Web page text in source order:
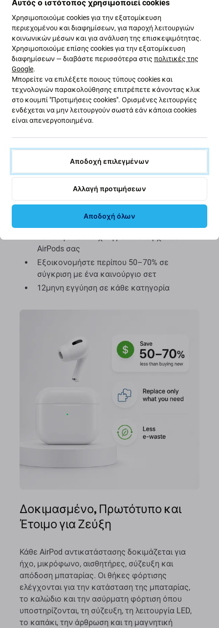
Ανταλλακτικά αριστερά και
δεξιά AirPods
Χάσατε ένα AirPod, το καταστράφηκε ή
παρατηρήσατε μειωμένη διάρκεια ζωής της
μπαταρίας; Αγοράστε ξεχωριστά ένα αριστερό ή
δεξί AirPod που να ταιριάζει με το υπάρχον
AirPod σας. Μετά από απλή σύζευξη, λειτουργεί
μαζί με το τρέχον AirPod και τη θήκη φόρτισης.
Γνήσιο αριστερό ή δεξί AirPod της Apple
Δοκιμασμένος ήχος, μικρόφωνο,
AirPods σας
Εξοικονομήστε περίπου 50–70% σε
σύγκριση με ένα καινούργιο σετ
12μηνη εγγύηση σε κάθε κατηγορία
Δοκιμασμένο, Πρωτότυπο και
Έτοιμο για Ζεύξη
Κάθε AirPod αντικατάστασης δοκιμάζεται για
ήχο, μικρόφωνο, αισθητήρες, σύζευξη και
απόδοση μπαταρίας. Οι θήκες φόρτισης
ελέγχονται για την κατάσταση της μπαταρίας,
το καλώδιο και την ασύρματη φόρτιση όπου
υποστηρίζονται, τη σύζευξη, τη λειτουργία LED,
το καπάκι, την άρθρωση και τη μαγνητική
Αυτός ο ιστότοπος χρησιμοποιεί cookies
Χρησιμοποιούμε cookies για την εξατομίκευση
περιεχομένου και διαφημίσεων, για παροχή λειτουργιών
κοινωνικών μέσων και για ανάλυση της επισκεψιμότητας.
Χρησιμοποιούμε επίσης cookies για την εξατομίκευση
διαφημίσεων — διαβάστε περισσότερα στις πολιτικές της
Google.
Μπορείτε να επιλέξετε ποιους τύπους cookies και
τεχνολογιών παρακολούθησης επιτρέπετε κάνοντας κλικ
στο κουμπί "Προτιμήσεις cookies". Ορισμένες λειτουργίες
ενδέχεται να μην λειτουργούν σωστά εάν κάποια cookies
είναι απενεργοποιημένα.
Αποδοχή επιλεγμένων
Αλλαγή προτιμήσεων
Αποδοχή όλων